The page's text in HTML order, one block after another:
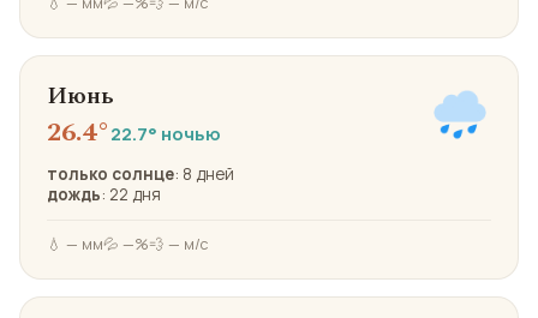
Июнь
26.4°22.7° ночью
только солнце: 8 дней
дождь: 22 дня
💧 — мм💦 —%💨 — м/с